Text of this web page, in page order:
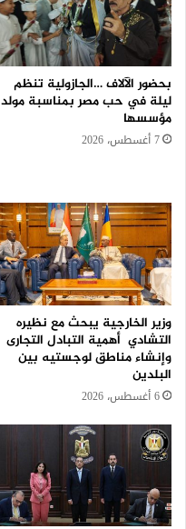
بحضور الآلاف …الجازولية تنظم
ليلة في حب مصر بمناسبة مولد
مؤسسها
7 أغسطس، 2026
وزير الخارجية يبحث مع نظيره
التشادي أهمية التبادل التجارى
وإنشاء مناطق لوجستيه بين
البلدين
6 أغسطس، 2026